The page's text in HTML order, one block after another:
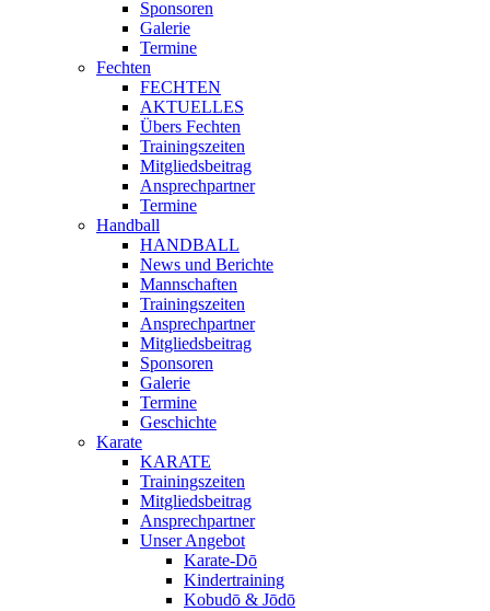
Sponsoren
Galerie
Termine
Fechten
FECHTEN
AKTUELLES
Übers Fechten
Trainingszeiten
Mitgliedsbeitrag
Ansprechpartner
Termine
Handball
HANDBALL
News und Berichte
Mannschaften
Trainingszeiten
Ansprechpartner
Mitgliedsbeitrag
Sponsoren
Galerie
Termine
Geschichte
Karate
KARATE
Trainingszeiten
Mitgliedsbeitrag
Ansprechpartner
Unser Angebot
Karate-Dō
Kindertraining
Kobudō & Jōdō